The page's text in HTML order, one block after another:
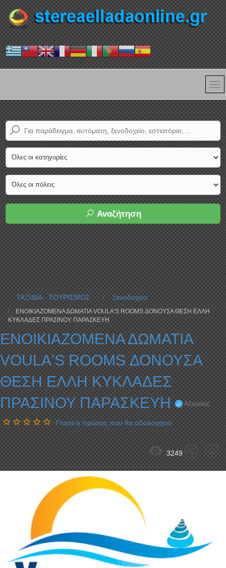
Αναζήτηση
ΤΑΞΙΔΙΑ - ΤΟΥΡΙΣΜΟΣ Ξενοδοχεία
ΕΝΟΙΚΙΑΖΟΜΕΝΑ ΔΩΜΑΤΙΑ VOULA'S ROOMS ΔΟΝΟΥΣΑ ΘΕΣΗ ΕΛΛΗ
ΚΥΚΛΑΔΕΣ ΠΡΑΣΙΝΟΥ ΠΑΡΑΣΚΕΥΗ
ΕΝΟΙΚΙΑΖΟΜΕΝΑ ΔΩΜΑΤΙΑ
VOULA'S ROOMS ΔΟΝΟΥΣΑ
ΘΕΣΗ ΕΛΛΗ ΚΥΚΛΑΔΕΣ
ΠΡΑΣΙΝΟΥ ΠΑΡΑΣΚΕΥΗ
Αξιώσεις
Γίνετε ο πρώτος που θα αξιολογήσει
3249